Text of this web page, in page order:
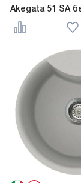
Akegata 51 SA